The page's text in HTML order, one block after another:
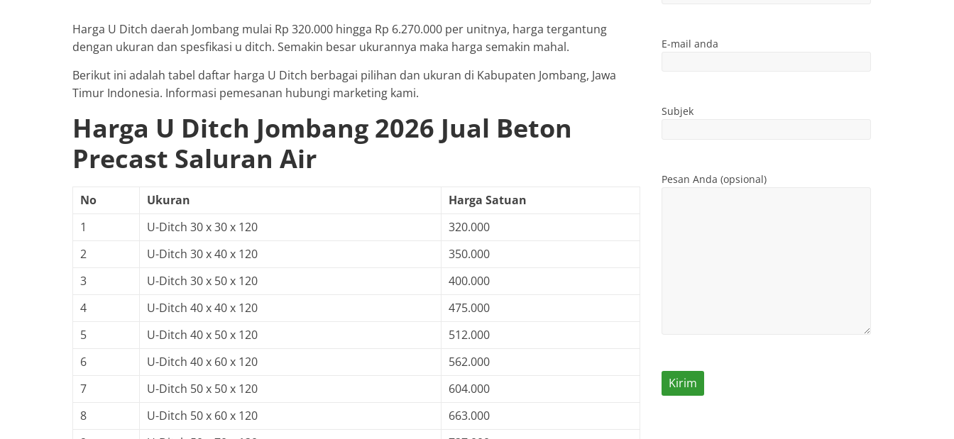
Harga U Ditch daerah Jombang mulai Rp 320.000 hingga Rp 6.270.000 per unitnya, harga tergantung
dengan ukuran dan spesfikasi u ditch. Semakin besar ukurannya maka harga semakin mahal.
Berikut ini adalah tabel daftar harga U Ditch berbagai pilihan dan ukuran di Kabupaten Jombang, Jawa
Timur Indonesia. Informasi pemesanan hubungi marketing kami.
Harga U Ditch Jombang 2026 Jual Beton
Precast Saluran Air
No Ukuran
Harga Satuan
1
U-Ditch 30 x 30 x 120
320.000
2
U-Ditch 30 x 40 x 120
350.000
3
U-Ditch 30 x 50 x 120
400.000
4
U-Ditch 40 x 40 x 120
475.000
5
U-Ditch 40 x 50 x 120
512.000
6
U-Ditch 40 x 60 x 120
562.000
7
U-Ditch 50 x 50 x 120
604.000
8
U-Ditch 50 x 60 x 120
663.000
E-mail anda
Subjek
Pesan Anda (opsional)